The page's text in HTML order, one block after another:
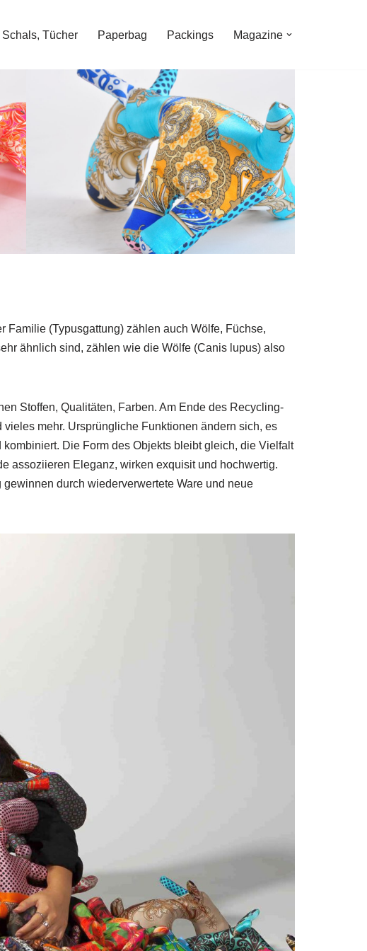
Schals, Tücher Paperbag Packings Magazine
Familie (Typusgattung) zählen auch Wölfe, Füchse,
ähnlich sind, zählen wie die Wölfe (Canis lupus) also
Stoffen, Qualitäten, Farben. Am Ende des Recycling-
mehr. Ursprüngliche Funktionen ändern sich, es
Die Form des Objekts bleibt gleich, die Vielfalt
assoziieren Eleganz, wirken exquisit und hochwertig.
durch wiederverwertete Ware und neue